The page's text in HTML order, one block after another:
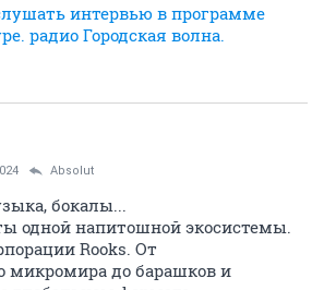
интервью в программе
радио Городская волна.
Absolut
бокалы...
одной напитошной экосистемы.
Rooks. От
микромира до барашков и